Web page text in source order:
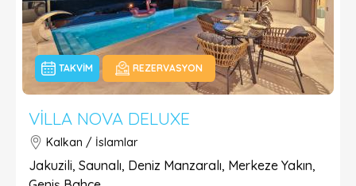
TAKVIM REZERVASYON
VILLA NOVA DELUXE
Kalkan / İslamlar
Jakuzili, Saunalı, Deniz Manzaralı, Merkeze Yakın,